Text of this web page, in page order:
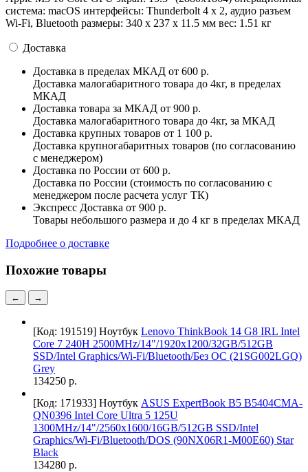
система: macOS интерфейсы: Thunderbolt 4 x 2, аудио разъем
Wi-Fi, Bluetooth pазмеры: 340 х 237 х 11.5 мм вес: 1.51 кг
Доставка
Доставка в пределах МКАД от 600 р.
Доставка малогабаритного товара до 4кг, в пределах
МКАД
Доставка товара за МКАД от 900 р.
Доставка малогабаритного товара до 4кг, за МКАД
Доставка крупных товаров от 1 100 р.
Доставка крупногабаритных товаров (по согласованию
с менеджером)
Доставка по России от 600 р.
Доставка по России (стоимость по согласованию с
менеджером после расчета услуг ТК)
Экспресс Доставка от 900 р.
Товары небольшого размера и до 4 кг в пределах МКАД
Подробнее о доставке
Похожие товары
← →
[Код: 191519] Ноутбук Lenovo ThinkBook 14 G8 IRL Intel
Core 7 240H 2500MHz/14"/1920x1200/32GB/512GB
SSD/Intel Graphics/Wi-Fi/Bluetooth/Без ОС (21SG002LGQ)
Grey
134250 р.
[Код: 171933] Ноутбук ASUS ExpertBook B5 B5404CMA-
QN0396 Intel Core Ultra 5 125U
1300MHz/14"/2560x1600/16GB/512GB SSD/Intel
Graphics/Wi-Fi/Bluetooth/DOS (90NX06R1-M00E60) Star
Black
134280 р.